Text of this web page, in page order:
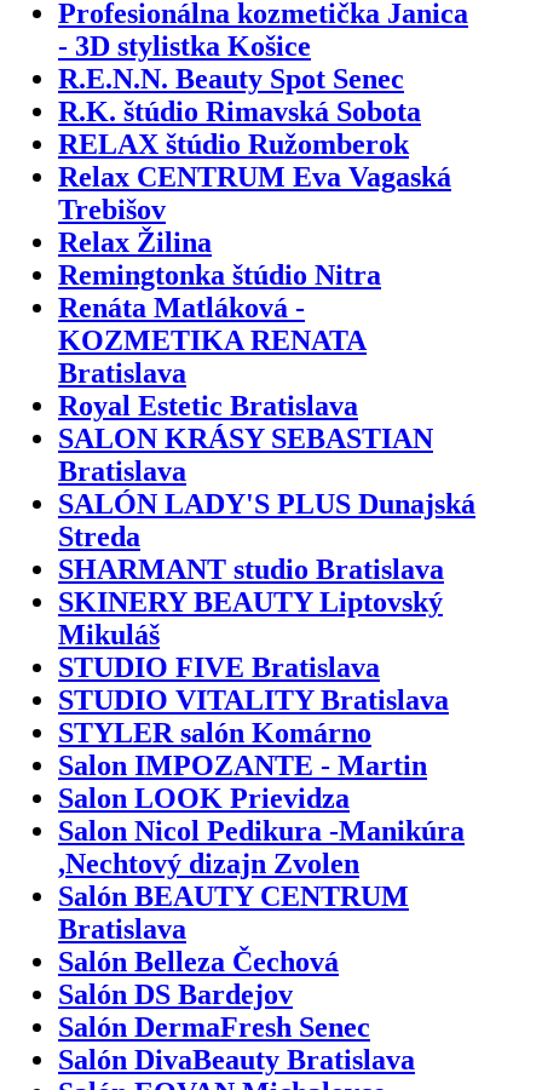
Profesionálna kozmetička Janica
- 3D stylistka Košice
R.E.N.N. Beauty Spot Senec
R.K. štúdio Rimavská Sobota
RELAX štúdio Ružomberok
Relax CENTRUM Eva Vagaská
Trebišov
Relax Žilina
Remingtonka štúdio Nitra
Renáta Matláková -
KOZMETIKA RENATA
Bratislava
Royal Estetic Bratislava
SALON KRÁSY SEBASTIAN
Bratislava
SALÓN LADY'S PLUS Dunajská
Streda
SHARMANT studio Bratislava
SKINERY BEAUTY Liptovský
Mikuláš
STUDIO FIVE Bratislava
STUDIO VITALITY Bratislava
STYLER salón Komárno
Salon IMPOZANTE - Martin
Salon LOOK Prievidza
Salon Nicol Pedikura -Manikúra
,Nechtový dizajn Zvolen
Salón BEAUTY CENTRUM
Bratislava
Salón Belleza Čechová
Salón DS Bardejov
Salón DermaFresh Senec
Salón DivaBeauty Bratislava